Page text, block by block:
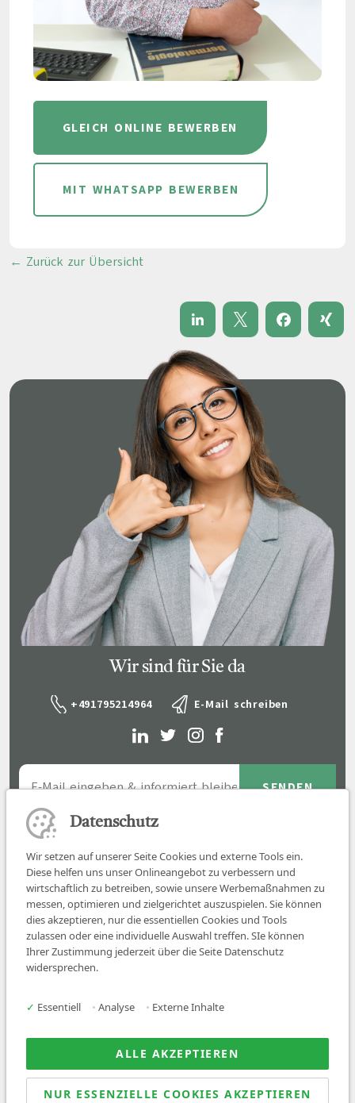
GLEICH ONLINE BEWERBEN
MIT WHATSAPP BEWERBEN
← Zurück zur Übersicht
Wir sind für Sie da
+491795214964 E-Mail schreiben
Job finden
Über uns
News
Datenschutz
Wir setzen auf unserer Seite Cookies und externe Tools ein.
Diese helfen uns unser Onlineangebot zu verbessern und
wirtschaftlich zu betreiben, sowie unsere Werbemaßnahmen zu
messen, optimieren und zielgerichtet auszuspielen. Sie können
dies akzeptieren, nur die essentiellen Cookies und Tools
zulassen oder eine individuelle Auswahl treffen. SIe können
Ihrer Zustimmung jederzeit über die Seite Datenschutz
widersprechen.
✓ Essentiell • Analyse • Externe Inhalte
ALLE AKZEPTIEREN
NUR ESSENZIELLE COOKIES AKZEPTIEREN